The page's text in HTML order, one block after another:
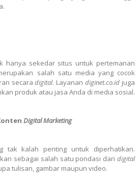
hanya sekedar situs untuk pertemanan
salah satu media yang cocok
secaradigital. Layanandiginet.co.id juga
produk atau jasa Anda di media sosial.
Digital Marketing
tak kalah penting untuk diperhatikan.
sebagai salah satu pondasi dari digital
tulisan, gambar maupun video.